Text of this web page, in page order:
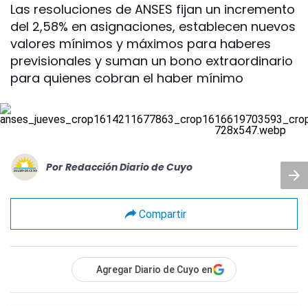
Las resoluciones de ANSES fijan un incremento
del 2,58% en asignaciones, establecen nuevos
valores mínimos y máximos para haberes
previsionales y suman un bono extraordinario
para quienes cobran el haber mínimo
Por Redacción Diario de Cuyo
Compartir
Agregar Diario de Cuyo en